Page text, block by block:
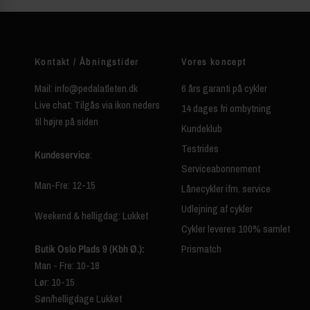
Kontakt / Åbningstider
Mail: info@pedalatleten.dk
Live chat: Tilgås via ikon neders
til højre på siden
Kundeservice:
Man-Fre: 12-15
Weekend & helligdag: Lukket
Butik Oslo Plads 9 (Kbh Ø.):
Man - Fre: 10-18
Lør: 10-15
Søn/helligdage Lukket
Vores koncept
6 års garanti på cykler
14 dages fri ombytning
Kundeklub
Testrides
Serviceabonnement
Lånecykler ifm. service
Udlejning af cykler
Cykler leveres 100% samlet
Prismatch